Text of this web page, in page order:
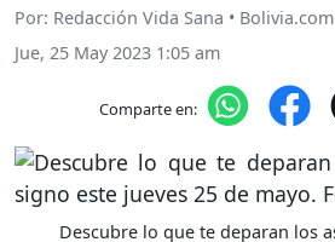
Por: Redacción Vida Sana • Bolivia.com
Jue, 25 May 2023 1:05 am
Comparte en:
Descubre lo que te deparan los